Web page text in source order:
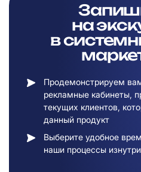
на
в
Продемонстрируем
рекламные кабинеты,
текущих клиентов,
данный продукт
Выберите удобное
наши процессы изнутри